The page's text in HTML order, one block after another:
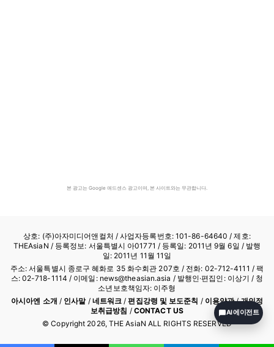
본 광고는 Google 애드센스 광고이며, 본 사이트와는 무관합니다.
상호: (주)아자미디어앤컬처 /사업자등록번호: 101-86-64640 / 제호:
THEAsiaN / 등록정보: 서울특별시 아01771 / 등록일: 2011년 9월 6일 / 발행
일: 2011년 11월 11일
주소: 서울특별시 종로구 혜화로 35 화수회관 207호 / 전화: 02-712-4111 / 팩
스: 02-718-1114 / 이메일: news@theasian.asia / 발행인·편집인: 이상기 / 청
소년보호책임자: 이주형
아시아엔 소개 / 인사말/ 네트워크 /편집강령 및 보도준칙 / 이용약관/개인정
보취급방침 / CONTACT US
© Copyright 2026, THE AsiaN ALL RIGHTS RESERVED
AI 에이전트